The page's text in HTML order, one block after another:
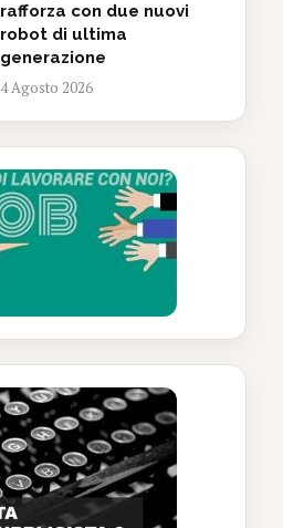
rafforza con due nuovi
robot di ultima
generazione
4 Agosto 2026